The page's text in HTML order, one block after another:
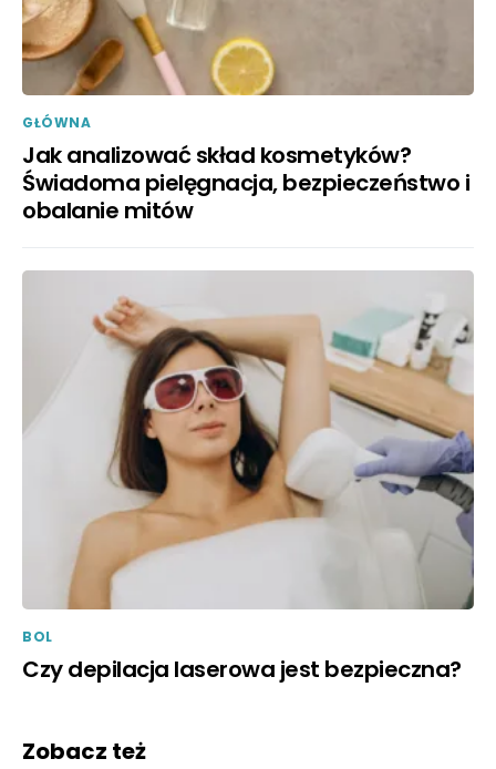
GŁÓWNA
Jak analizować skład kosmetyków?
Świadoma pielęgnacja, bezpieczeństwo i
obalanie mitów
BOL
Czy depilacja laserowa jest bezpieczna?
Zobacz też